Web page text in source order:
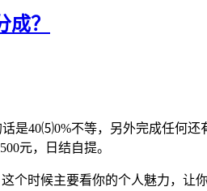
？
是40⑸0%不等，另外完成任何
元，日结自提。
个时候主要看你的个人魅力，让